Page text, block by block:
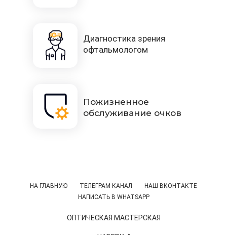
Пожизненное
обслуживание очков
Диагностика зрения
офтальмологом
НА ГЛАВНУЮ ТЕЛЕГРАМ КАНАЛ
НАШ ВКОНТАКТЕ
НАПИСАТЬ В WHATSAPP
ОПТИЧЕСКАЯ МАСТЕРСКАЯ